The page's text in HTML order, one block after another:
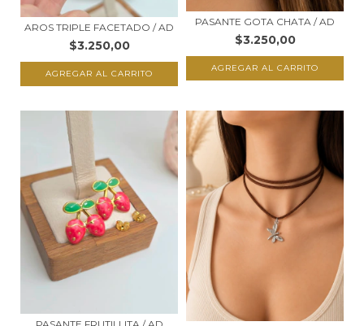
AROS TRIPLE FACETADO / AD
$3.250,00
PASANTE GOTA CHATA / AD
$3.250,00